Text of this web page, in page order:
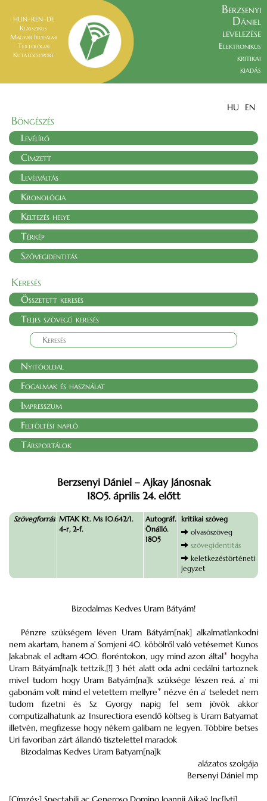
HUN–REN–DE
Klasszikus
Magyar Irodalmi
Textológiai
Kutatócsoport
Berzsenyi
Dániel
levelezése
Elektronikus
kritikai
kiadás
HU EN
Böngészés
Levélíró
Címzett
Levélváltás
Kronológia
Keltezés helye
Térkép
Szövegidentitás
Keresés
Összetett keresés
Teljes szövegű keresés
Nyitóoldal
Fogalmak és használat
Impresszum
Feltöltési napló
Társportálok
Berzsenyi Dániel – Ajkay Jánosnak
1805. április 24. előtt
Szövegforrás MTAK Kt. Ms 10.642/1.
4-r, 2-f.
Autográf.
Önálló.
1805
kritikai szöveg
olvasószöveg
szövegidentitás
keletkezéstörténeti
jegyzet
Bizodalmas Kedves Uram Bátyám!
Pénzre szükségem léven Uram Bátyám[nak] alkalmatlankodni
nem akartam, hanem a’ Somjeni 40. köbölről való vetésemet Kunos
Jakabnak el adtam 400. floréntokon, ugy mind azon által*
hogyha
Uram Bátyám[na]k tettzik,[!] 3 hét alatt oda adni cedálni tartoznek
mivel tudom hogy Uram Batyám[na]k szüksége lészen reá. a’ mi
gabonám volt mind el vetettem mellyre* nézve én a’ tseledet nem
tudom fizetni és Sz Gyorgy napig fel sem jövök akkor
computizalhatunk az Insurectiora esendő költseg is Uram Batyamat
illetvén, megfizesse hogy nékem galibam ne legyen. Többire betses
Uri favoriban zárt állandó tisztelettel maradok
Bizodalmas Kedves Uram Batyam[na]k
alázatos szolgája
Bersenyi Dániel mp